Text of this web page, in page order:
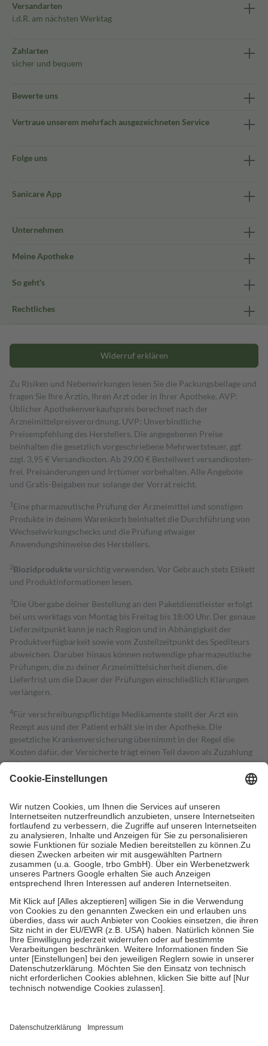
Versandarten
i.d.R. am nächsten Werktag
Zahlarten
sicher und bequem
Bewerte uns
Vertraue unserem mehrfach ausgezeichneten Service
Folge uns
Sanicare App
Unternehmen
Meine Apotheke
So geht's
Rechtliches
Widerruf erklären
Zu Risiken und Nebenwirkungen lesen Sie die Packungsbeilage und
fragen Sie Ihre Ärztin, Ihren Arzt oder in Ihrer Apotheke. AVP:
Üblicher Apothekenverkaufspreis berechnet nach der
Arzneimittelpreisverordnung. UVP: Unverbindliche
Preisempfehlung des Herstellers. Die angegebenen Preise
beinhalten die gesetzlich vorgeschriebene Mehrwertsteuer, ggf.
zzgl. 3,95 € Versandkosten. Ab 29,00 € Bestell­wert versand­kosten­
frei. Preisänderungen und Irrtümer vorbehalten. Alle Angebote
und Gratis-Beigaben nur solange der Vorrat reicht.
1 Eine pharmazeutische Prüfung der Arzneimittel und sonstigen
Produkte in deinem Warenkorb beinhaltet die Durchführung von
Wechselwirkungschecks und die Prüfung etwaiger
Anwendungshinweise des Herstellers.
2Biozidproduktevorsichtig verwenden. Vor Gebrauch stets Etikett
und Produktinformationen lesen.
3Die Übergabe deiner Bestellung an den Paketdienstleister erfolgt
bei uns werktags von Montag bis Freitag bis 18:00 Uhr. Der genaue
Lieferzeitpunkt kann je nach Region und in Abhängigkeit der
Produktverfügbarkeit sowie vom Zustellzeitpunkt des Spediteurs
abweichen. Darüber hinaus können notwendige pharmazeutische
Prüfungen, die zu deiner Arzneimittelsicherheit dienen, die
Lieferfrist um die Dauer der Prüfungen einschließlich Klärungen
verlängern.
4Für verschreibungspflichtige Medikamente stellt der Arzt ein
Rezept aus und der Patient erhält sie in der Apotheke. Die
gesetzliche Krankenversicherung übernimmt in der Regel die
Kosten dafür, der Versicherte trägt einen Teil davon als Zuzahlung
mit.
Grundsätzlich leisten Mitglieder Zuzahlungen in Höhe von zehn
höchstens zehn Euro.
Es sind jedoch nie mehr als die tatsächlichen
Kosten der Leistung zu entrichten.
Diese Regeln gelten grundsätzlich auch für Online-Apotheken.
Bei Heilmitteln und häuslicher Krankenpflege beträgt die
Zuzahlung zehn Prozent der Kosten sowie zehn Euro je
Verordnung.
Um das Engagement der Versicherten für ihre eigene Gesundheit zu
stärken und die besondere Stellung der Familie zu unterstützen,
fallenkeine Zuzahlungenan bei:
• Kindern und Jugendlichen bis zum vollendeten 18. Lebensjahr
mit Ausnahme der Fahrkosten
• Untersuchungen zur Vorsorge und Früherkennung, die von der
GKV getragen werden
• empfohlenen Schutzimpfungen
• Harn- und Blutteststreifen
getroffen, um sicherzustellen, dass es sich um echte Bewertungen